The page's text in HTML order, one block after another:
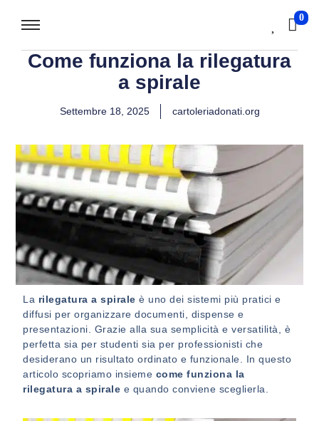
0
Come funziona la rilegatura
a spirale
Settembre 18, 2025 cartoleriadonati.org
La rilegatura a spirale è uno dei sistemi più pratici e
diffusi per organizzare documenti, dispense e
presentazioni. Grazie alla sua semplicità e versatilità, è
perfetta sia per studenti sia per professionisti che
desiderano un risultato ordinato e funzionale. In questo
articolo scopriamo insieme come funziona la
rilegatura a spirale e quando conviene sceglierla.